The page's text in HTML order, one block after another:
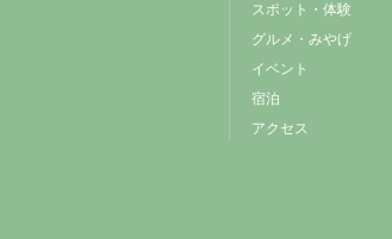
スポット・体験
グルメ・みやげ
イベント
宿泊
アクセス